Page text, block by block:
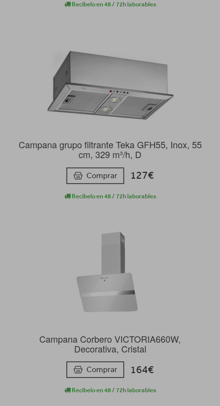
Recíbelo en 48 / 72h laborables
Campana grupo filtrante Teka GFH55, Inox, 55
cm, 329 m³/h, D
Comprar 127€
Recíbelo en 48 / 72h laborables
Campana Corbero VICTORIA660W,
Decorativa, Cristal
Comprar 164€
Recíbelo en 48 / 72h laborables